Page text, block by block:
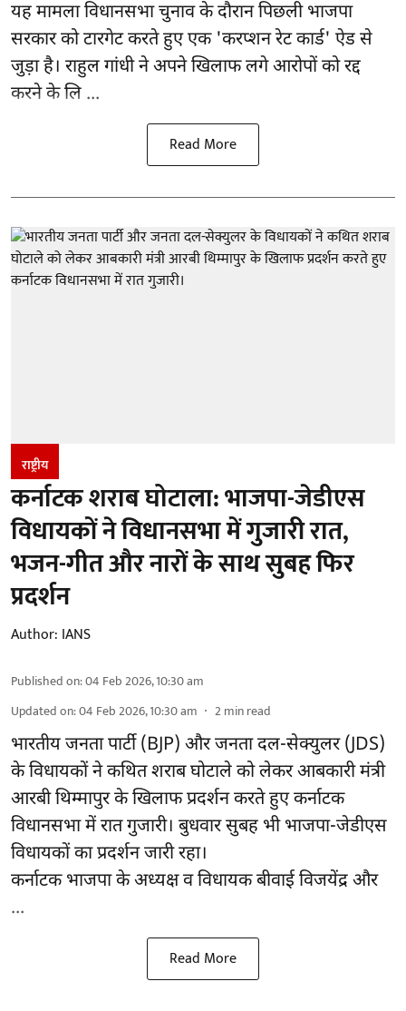
यह मामला विधानसभा चुनाव के दौरान पिछली भाजपा
सरकार को टारगेट करते हुए एक 'करप्शन रेट कार्ड' ऐड से
जुड़ा है। राहुल गांधी ने अपने खिलाफ लगे आरोपों को रद्द
करने के लि ...
Read More
राष्ट्रीय
कर्नाटक शराब घोटाला: भाजपा-जेडीएस
विधायकों ने विधानसभा में गुजारी रात,
भजन-गीत और नारों के साथ सुबह फिर
प्रदर्शन
Author: IANS
Published on:04 Feb 2026, 10:30 am
Updated on:04 Feb 2026, 10:30 am 2min read
भारतीय जनता पार्टी (BJP) और जनता दल-सेक्युलर (JDS)
के विधायकों ने कथित शराब घोटाले को लेकर आबकारी मंत्री
आरबी थिम्मापुर के खिलाफ प्रदर्शन करते हुएकर्नाटक
विधानसभा में रात गुजारी। बुधवार सुबह भी भाजपा-जेडीएस
विधायकों का प्रदर्शन जारी रहा।
कर्नाटक भाजपा के अध्यक्ष व विधायक बीवाई विजयेंद्र और
...
Read More